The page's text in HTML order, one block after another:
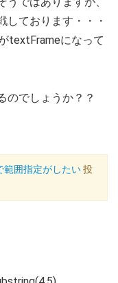
しております・・・
textFrameになって
のでしょうか？？
範囲指定がしたい投